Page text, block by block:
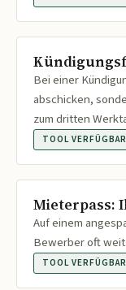
Bei einer
abschicken,
zum dritten
TOOL VERFÜGBAR
Mieterpass:
Auf einem
Bewerber oft weit
TOOL VERFÜGBAR